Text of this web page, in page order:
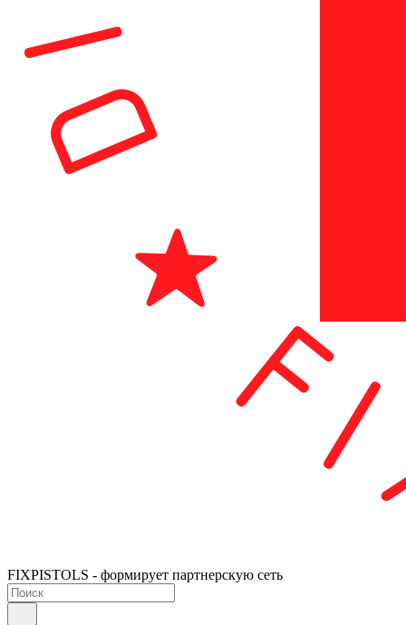
FIXPISTOLS - формирует партнерскую сеть